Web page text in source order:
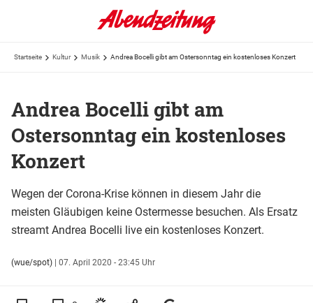
Startseite Kultur Musik Andrea Bocelli gibt am Ostersonntag ein kostenloses Konzert
Andrea Bocelli gibt am
Ostersonntag ein kostenloses
Konzert
Wegen der Corona-Krise können in diesem Jahr die
meisten Gläubigen keine Ostermesse besuchen. Als Ersatz
streamt Andrea Bocelli live ein kostenloses Konzert.
(wue/spot) | 07. April 2020 - 23:45 Uhr